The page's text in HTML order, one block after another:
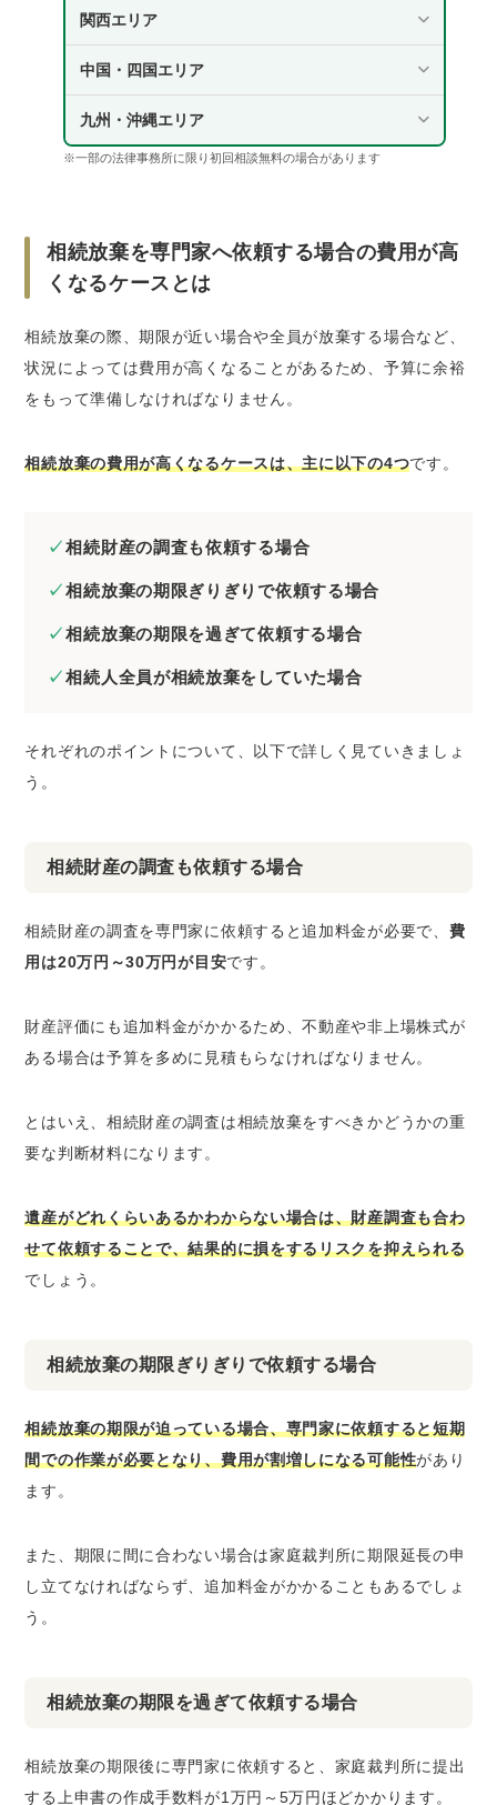
関西エリア
中国・四国エリア
九州・沖縄エリア
※一部の法律事務所に限り初回相談無料の場合があります
相続放棄を専門家へ依頼する場合の費用が高
くなるケースとは
相続放棄の際、期限が近い場合や全員が放棄する場合など、
状況によっては費用が高くなることがあるため、予算に余裕
をもって準備しなければなりません。
相続放棄の費用が高くなるケースは、主に以下の4つです。
相続財産の調査も依頼する場合
相続放棄の期限ぎりぎりで依頼する場合
相続放棄の期限を過ぎて依頼する場合
相続人全員が相続放棄をしていた場合
それぞれのポイントについて、以下で詳しく見ていきましょ
う。
相続財産の調査も依頼する場合
相続財産の調査を専門家に依頼すると追加料金が必要で、 費
用は20万円～30万円が目安です。
財産評価にも追加料金がかかるため、不動産や非上場株式が
ある場合は予算を多めに見積もらなければなりません。
とはいえ、相続財産の調査は相続放棄をすべきかどうかの重
要な判断材料になります。
遺産がどれくらいあるかわからない場合は、財産調査も合わ
せて依頼することで、結果的に損をするリスクを抑えられる
でしょう。
相続放棄の期限ぎりぎりで依頼する場合
相続放棄の期限が迫っている場合、専門家に依頼すると短期
間での作業が必要となり、費用が割増しになる可能性があり
ます。
また、期限に間に合わない場合は家庭裁判所に期限延長の申
し立てなければならず、追加料金がかかることもあるでしょ
う。
相続放棄の期限を過ぎて依頼する場合
相続放棄の期限後に専門家に依頼すると、家庭裁判所に提出
する上申書の作成手数料が1万円～5万円ほどかかります。